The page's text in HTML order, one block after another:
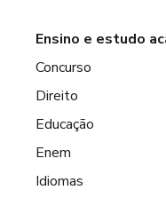
Ensino e estudo
Concurso
Direito
Educação
Enem
Idiomas